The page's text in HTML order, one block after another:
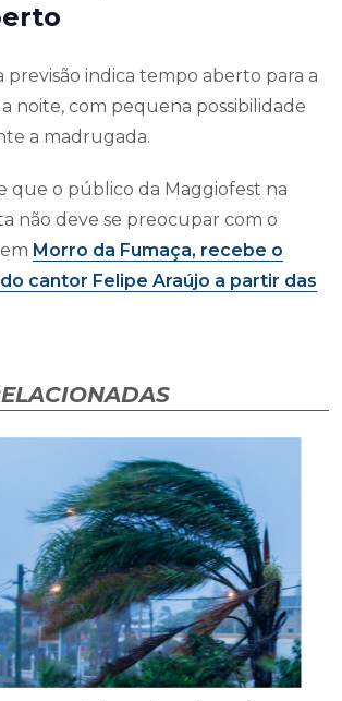
previsão indica tempo aberto para a
noite, com pequena possibilidade
a madrugada.
que o público da Maggiofest na
não deve se preocupar com o
Morro da Fumaça, recebe o
cantor Felipe Araújo a partir das